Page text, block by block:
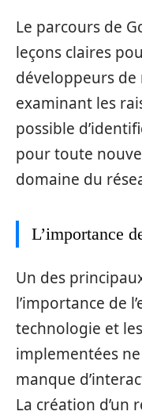
Le parcours de
leçons claires
développeurs de
examinant les
possible
pour toute
domaine du
L’importance
Un des
l’importance de
technologie et
implementées
manque
La création d’un